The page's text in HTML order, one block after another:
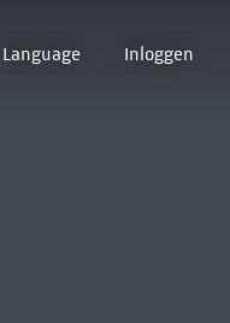
Language Inloggen